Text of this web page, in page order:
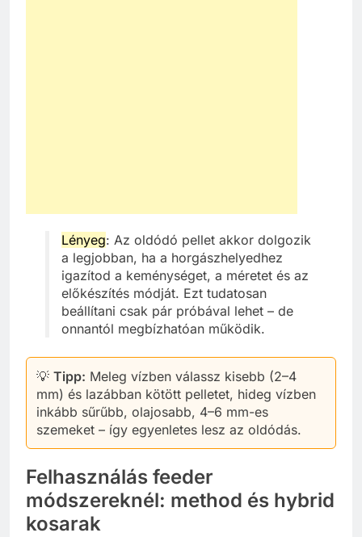
Lényeg: Az oldódó pellet akkor dolgozik
a legjobban, ha a horgászhelyedhez
igazítod a keménységet, a méretet és az
előkészítés módját. Ezt tudatosan
beállítani csak pár próbával lehet – de
onnantól megbízhatóan működik.
💡 Tipp: Meleg vízben válassz kisebb (2–4
mm) és lazábban kötött pelletet, hideg vízben
inkább sűrűbb, olajosabb, 4–6 mm-es
szemeket – így egyenletes lesz az oldódás.
Felhasználás feeder
módszereknél: method és hybrid
kosarak